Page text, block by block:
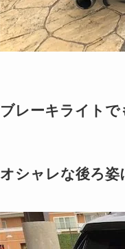
ブレーキライトで
オシャレな後ろ姿